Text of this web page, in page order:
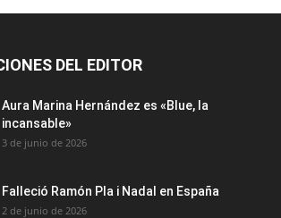
DEL EDITOR
Aura Marina Hernández es «Blue, la
incansable»
3 de junio de 2026
Falleció Ramón Pla i Nadal en España
2 de junio de 2026